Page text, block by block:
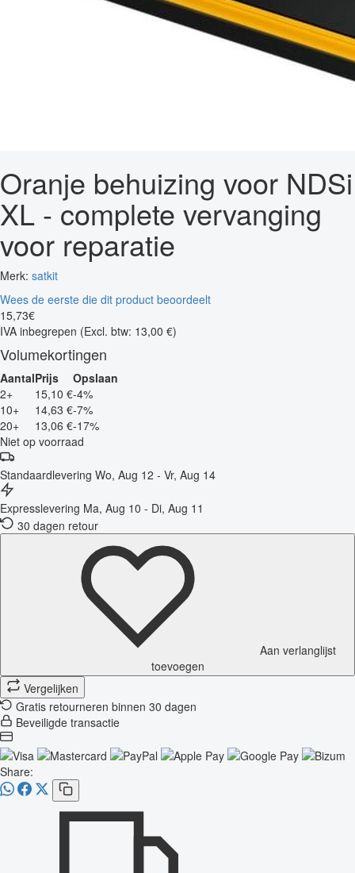
Oranje behuizing voor NDSi
XL - complete vervanging
voor reparatie
Merk: satkit
Wees de eerste die dit product beoordeelt
15,73€
IVA inbegrepen (Excl. btw: 13,00 €)
Volumekortingen
AantalPrijs
Opslaan
2+
15,10 €-4%
10+
14,63 €-7%
20+
13,06 €-17%
Niet op voorraad
Standaardlevering Wo, Aug 12 - Vr, Aug 14
Expresslevering Ma, Aug 10 - Di, Aug 11
30 dagen retour
Aan verlanglijst
toevoegen
Vergelijken
Gratis retourneren binnen 30 dagen
Beveiligde transactie
Share: